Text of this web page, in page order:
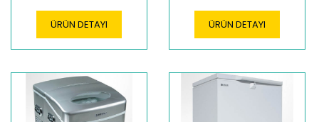
ÜRÜN DETAYI ÜRÜN DETAYI